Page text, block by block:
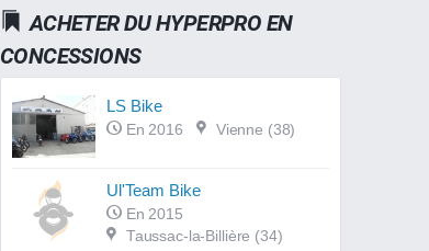
ACHETER DU HYPERPRO EN
CONCESSIONS
LS Bike
En 2016 Vienne (38)
Ul'Team Bike
En 2015
Taussac-la-Billière (34)